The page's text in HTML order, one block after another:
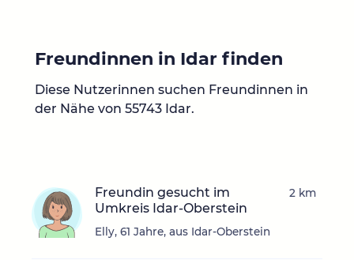
Freundinnen in Idar finden
Diese Nutzerinnen suchen Freundinnen in
der Nähe von 55743 Idar.
Freundin gesucht im
Umkreis Idar-Oberstein
Elly, 61 Jahre, aus Idar-Oberstein
2 km